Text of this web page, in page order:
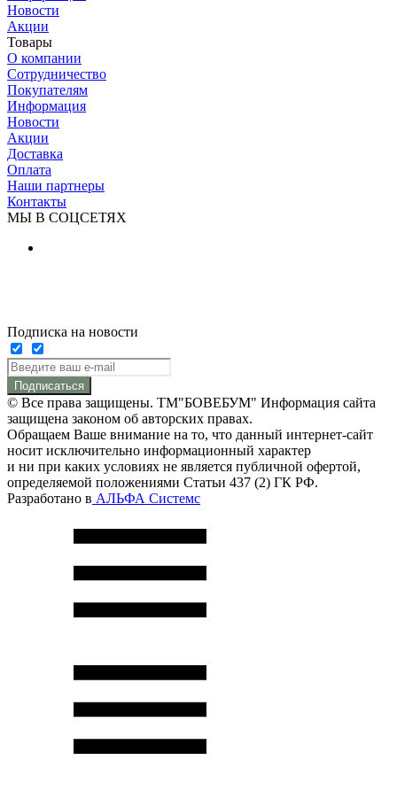
Новости
Акции
Товары
О компании
Сотрудничество
Покупателям
Информация
Новости
Акции
Доставка
Оплата
Наши партнеры
Контакты
МЫ В СОЦСЕТЯХ
Подписка на новости
Подписаться
© Все права защищены. ТМ"БОВЕБУМ" Информация сайта
защищена законом об авторских правах.
Обращаем Ваше внимание на то, что данный интернет-сайт
носит исключительно информационный характер
и ни при каких условиях не является публичной офертой,
определяемой положениями Статьи 437 (2) ГК РФ.
Разработано в АЛЬФА Системс